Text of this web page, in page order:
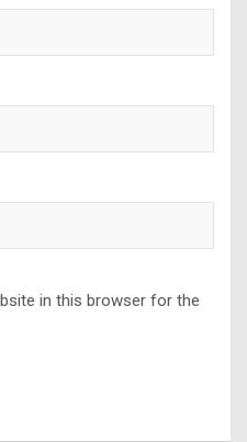
in this browser for the